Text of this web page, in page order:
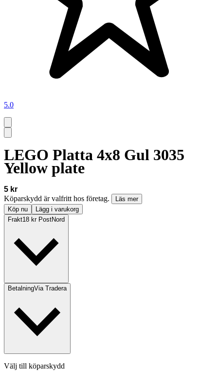
5.0
LEGO Platta 4x8 Gul 3035
Yellow plate
5 kr
Köparskydd är valfritt hos företag.
Läs mer
Köp nu
Lägg i varukorg
Frakt18 kr PostNord
BetalningVia Tradera
Välj till köparskydd